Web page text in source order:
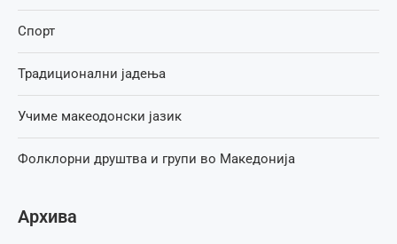
Спорт
Традиционални јадења
Учиме макеодонски јазик
Фолклорни друштва и групи во Македонија
Архива